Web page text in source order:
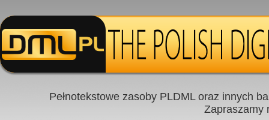
Pełnotekstowe zasoby PLDML oraz innych
Zapraszamy